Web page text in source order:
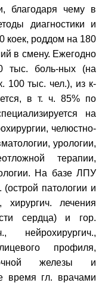
благодаря чему в
диагностики и
коек, роддом на 180
в смену. Ежегодно
тыс. боль-ных (на
100 тыс. чел.), из к-
в т. ч. 85% по
на
челюстно-
урологии,
терапии,
На базе ЛПУ
патологии и
хирургич. лечения
сердца) и гор.
нейрохирургич.,
лицевого профиля,
железы и
время гл. врачами